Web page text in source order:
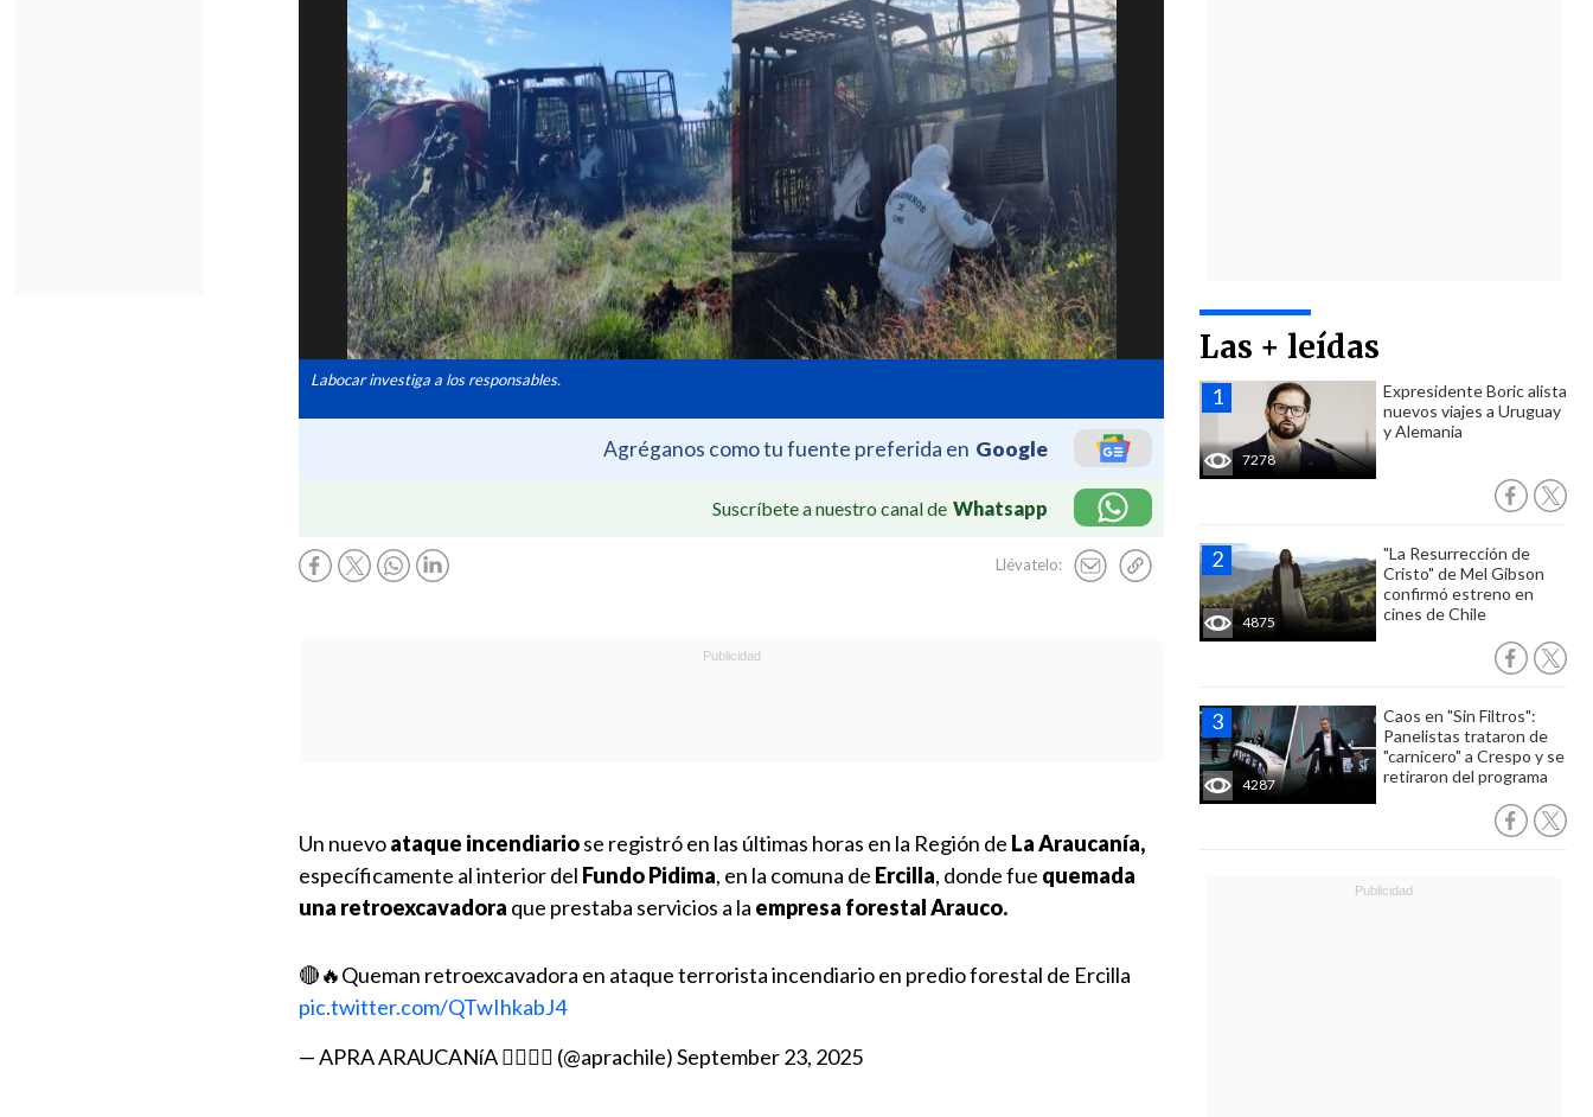
Labocar investiga a los responsables.
Agréganos como tu fuente preferida en Google
Suscríbete a nuestro canal de Whatsapp
Llévatelo:
Las + leídas
7278
Expresidente Boric alista
nuevos viajes a Uruguay
y Alemania
4875
"La Resurrección de
Cristo" de Mel Gibson
confirmó estreno en
cines de Chile
4287
Caos en "Sin Filtros":
Panelistas trataron de
"carnicero" a Crespo y se
retiraron del programa
Un nuevoataque incendiariose registró en las últimas horas en la Región de La Araucanía,
específicamente al interior del Fundo Pidima, en la comuna de Ercilla, donde fue quemada
una retroexcavadora que prestaba servicios a la empresa forestal Arauco.
🔴🔥Queman retroexcavadora en ataque terrorista incendiario en predio forestal de Ercilla
pic.twitter.com/QTwIhkabJ4
— APRA ARAUCANíA 👍🏽🇨🇱 (@aprachile)September 23, 2025